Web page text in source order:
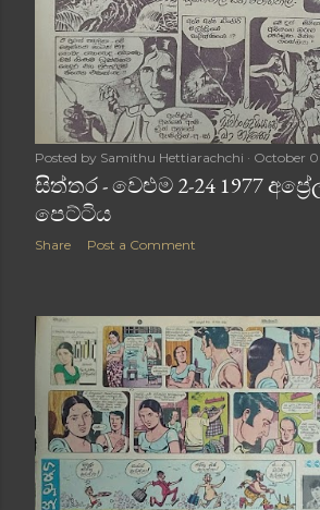
Posted by Samithu Hettiarachchi October
සිත්තර - වෙළුම 2-24 1977
පෙට්ටිය
Share Post a Comment